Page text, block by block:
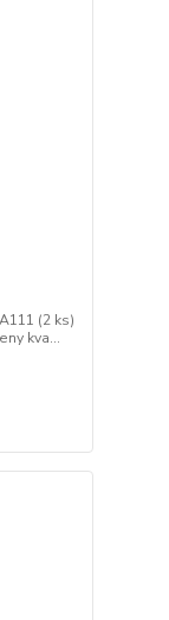
(2 ks)
kva...